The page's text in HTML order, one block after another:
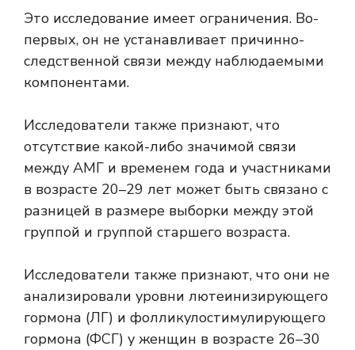
Это исследование имеет ограничения. Во-
первых, он не устанавливает причинно-
следственной связи между наблюдаемыми
компонентами.
Исследователи также признают, что
отсутствие какой-либо значимой связи
между АМГ и временем года и участниками
в возрасте 20–29 лет может быть связано с
разницей в размере выборки между этой
группой и группой старшего возраста.
Исследователи также признают, что они не
анализировали уровни лютеинизирующего
гормона (ЛГ) и фолликулостимулирующего
гормона (ФСГ) у женщин в возрасте 26–30